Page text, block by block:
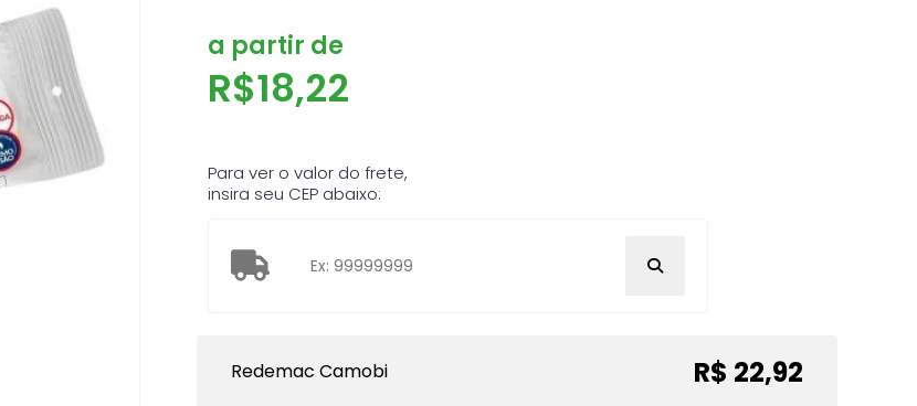
a partir de
R$18,22
Para ver o valor do frete,
insira seu CEP abaixo:
Redemac Camobi R$ 22,92